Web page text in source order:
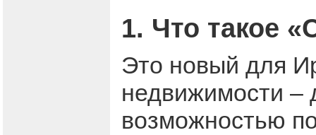
1. Что такое
Это новый для
недвижимости –
возможностью